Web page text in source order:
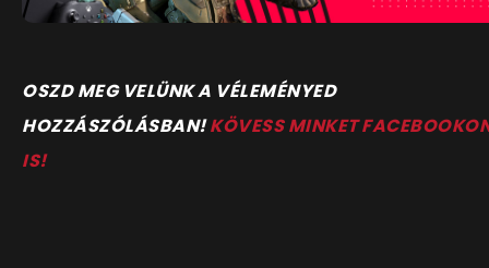
OSZD MEG VELÜNK A VÉLEMÉNYED
HOZZÁSZÓLÁSBAN!KÖVESS MINKET
IS!